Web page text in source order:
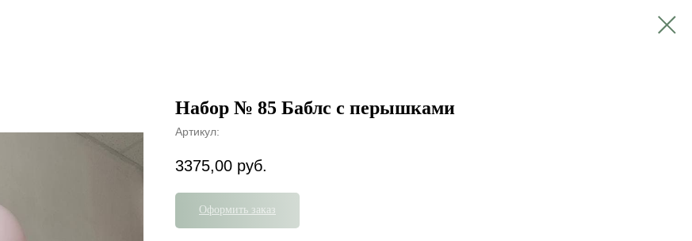
Набор № 85 Баблс с перышками
Артикул:
3375,00 руб.
Оформить заказ